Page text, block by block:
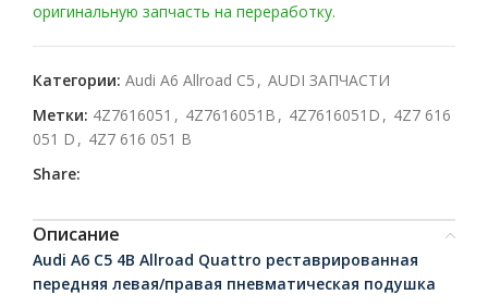
оригинальную запчасть на переработку.
Категории: Audi A6 Allroad C5 , AUDI ЗАПЧАСТИ
Метки: 4Z7616051 , 4Z7616051B , 4Z7616051D , 4Z7 616
051 D , 4Z7 616 051 B
Share:
Описание
Audi A6 C5 4B Allroad Quattro реставрированная
передняя левая/правая пневматическая подушка